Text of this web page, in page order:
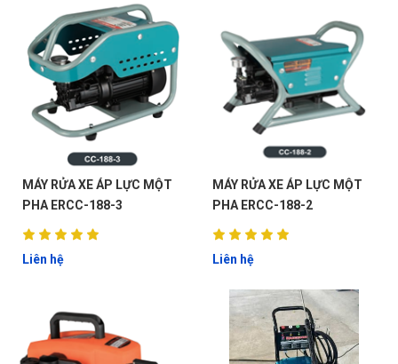
MÁY RỬA XE ÁP LỰC MỘT
PHA ERCC-188-3
Liên hệ
MÁY RỬA XE ÁP LỰC MỘT
PHA ERCC-188-2
Liên hệ